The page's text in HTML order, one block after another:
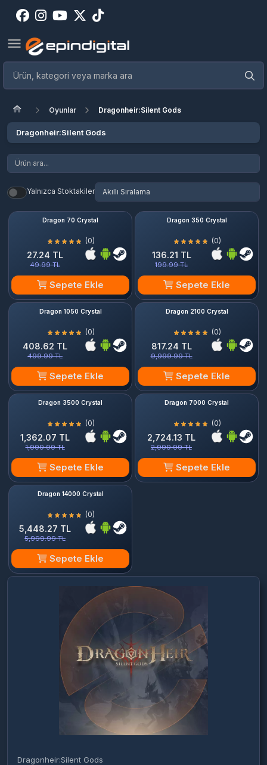
Oyunlar Dragonheir:Silent Gods
Dragonheir:Silent Gods
Yalnızca Stoktakiler
Dragon 70 Crystal
(0)
27.24 TL
49.99 TL
Sepete Ekle
Dragon 350 Crystal
(0)
136.21 TL
199.99 TL
Sepete Ekle
Dragon 1050 Crystal
(0)
408.62 TL
499.99 TL
Sepete Ekle
Dragon 2100 Crystal
(0)
817.24 TL
9,999.99 TL
Sepete Ekle
Dragon 3500 Crystal
(0)
1,362.07 TL
1,999.99 TL
Sepete Ekle
Dragon 7000 Crystal
(0)
2,724.13 TL
2,999.99 TL
Sepete Ekle
Dragon 14000 Crystal
(0)
5,448.27 TL
5,999.99 TL
Sepete Ekle
Dragonheir:Silent Gods